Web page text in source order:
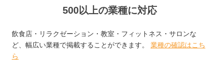
500以上の業種に対応
飲食店・リラクゼーション・教室・フィットネス・サロンな
ど、幅広い業種で掲載することができます。 業種の確認はこち
ら